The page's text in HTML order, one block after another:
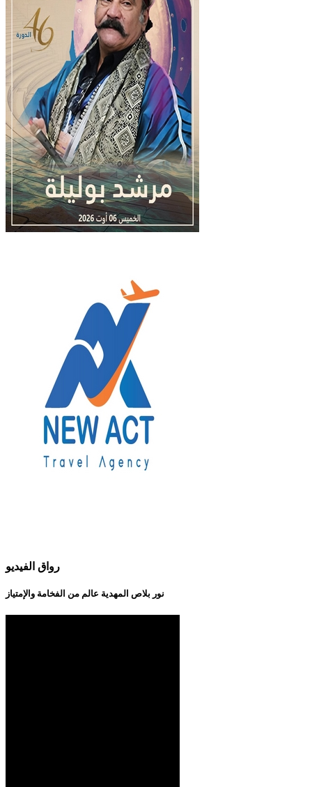
رواق الفيديو
نور بلاص المهدية عالم من الفخامة والإمتياز